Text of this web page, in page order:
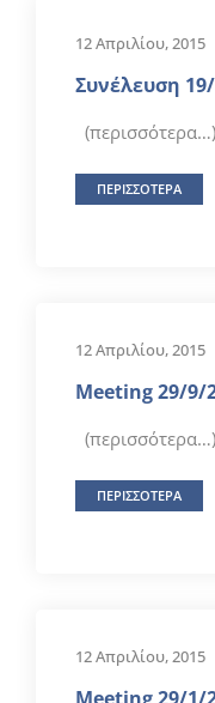
12 Απριλίου, 2015
Συνέλευση
(περισσότερα…)
ΠΕΡΙΣΣΟΤΕΡΑ
12 Απριλίου, 2015
Meeting 29/9/
(περισσότερα…)
ΠΕΡΙΣΣΟΤΕΡΑ
12 Απριλίου, 2015
Meeting 29/1/